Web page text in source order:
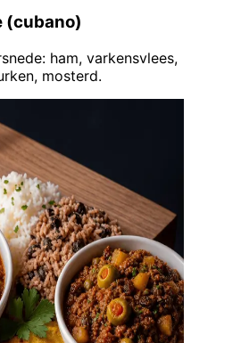
(cubano)
ham, varkensvlees,
mosterd.